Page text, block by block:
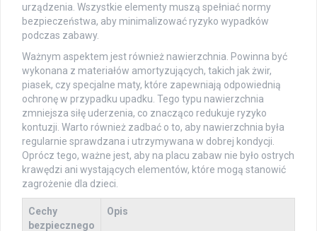
urządzenia. Wszystkie elementy muszą spełniać normy
bezpieczeństwa, aby minimalizować ryzyko wypadków
podczas zabawy.
Ważnym aspektem jest również nawierzchnia. Powinna być
wykonana z materiałów amortyzujących, takich jak żwir,
piasek, czy specjalne maty, które zapewniają odpowiednią
ochronę w przypadku upadku. Tego typu nawierzchnia
zmniejsza siłę uderzenia, co znacząco redukuje ryzyko
kontuzji. Warto również zadbać o to, aby nawierzchnia była
regularnie sprawdzana i utrzymywana w dobrej kondycji.
Oprócz tego, ważne jest, aby na placu zabaw nie było ostrych
krawędzi ani wystających elementów, które mogą stanowić
zagrożenie dla dzieci.
Cechy
bezpiecznego
Opis